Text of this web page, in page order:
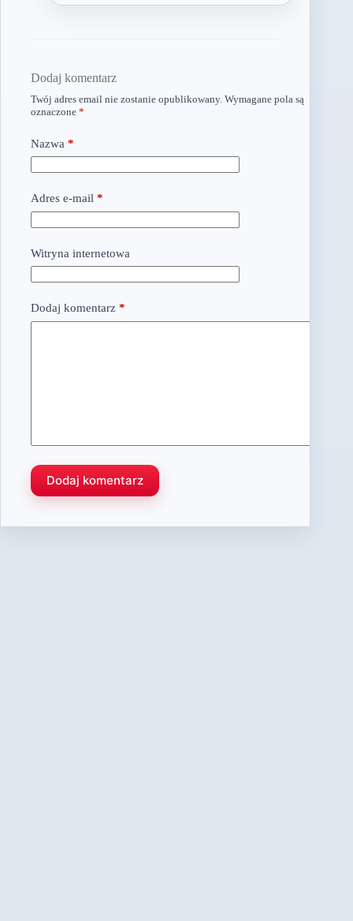
Dodaj komentarz
Twój adres email nie zostanie opublikowany. Wymagane pola są
oznaczone *
Nazwa *
Adres e-mail *
Witryna internetowa
Dodaj komentarz *
Dodaj komentarz